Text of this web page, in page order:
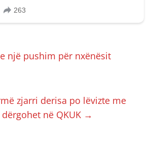
një pushim për nxënësit
zjarri derisa po lëvizte me
në QKUK →